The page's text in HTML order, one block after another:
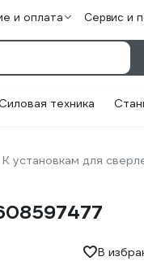
и оплата Сервис и
техника
К установкам для
В